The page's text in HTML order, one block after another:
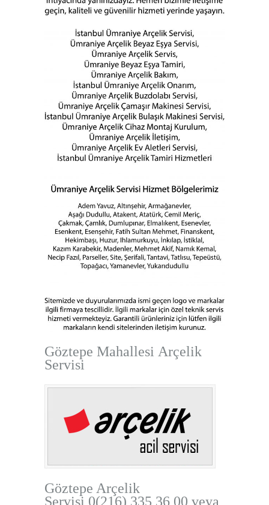
Göztepe Mahallesi Arçelik
Servisi
Göztepe Arçelik
Servisi 0(216) 335 36 00 veya